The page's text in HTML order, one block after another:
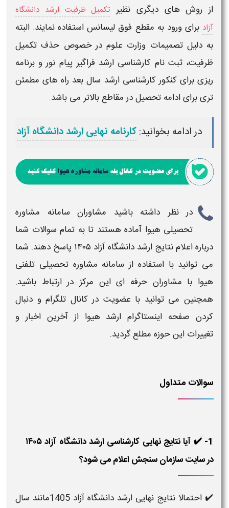
از روش های دیگری نظیر تکمیل ظرفیت ارشد دانشگاه
آزاد برای ورود به مقطع فوق لیسانس استفاده نمایند. البته
به دلیل تصمیمات وزارت علوم در خصوص حذف تکمیل
ظرفیت، ثبت نام کارشناسی ارشد فراگیر پیام نور و برنامه
ریزی برای کنکور کارشناسی ارشد سال بعد راه های مطمئن
تری برای ادامه تحصیل در مقاطع بالاتر می باشد.
در ادامه بخوانید:کارنامه نهایی ارشد دانشگاه آزاد
در نظر داشته باشید مشاوران سامانه مشاوره
تحصیلی هیوا آماده هستند تا به تمام سوالات شما
دربارهاعلام نتایج ارشد دانشگاه آزاد ۱۴۰۵ پاسخ دهند. شما
می توانید با استفاده از سامانه مشاوره تحصیلی تلفنی
هیوا با مشاوران حرفه ای این مرکز در ارتباط باشید.
همچنین می توانید با عضویت در کانال تلگرام و دنبال
کردن صفحه اینستاگرام ارشد هیوا از آخرین اخبار و
تغییرات این حوزه مطلع گردید.
سوالات متداول
1- ✔️ آیا نتایج نهایی کارشناسی ارشد دانشگاه آزاد ۱۴۰۵
در سایت سازمان سنجش اعلام می شود؟
✔️ احتمالا نتایج نهایی ارشد دانشگاه آزاد 1405مانند سال